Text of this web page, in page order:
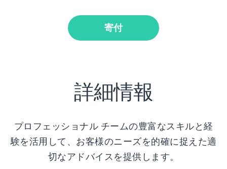
寄付
詳細情報
プロフェッショナル チームの豊富なスキルと経
験を活用して、お客様のニーズを的確に捉えた適
切なアドバイスを提供します。